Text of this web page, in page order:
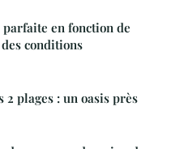
en fonction de
conditions
2 plages : un oasis près